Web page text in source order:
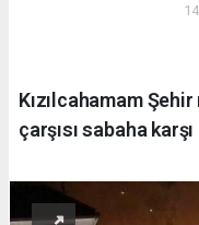
Kızılcahamam
çarşısı sabaha